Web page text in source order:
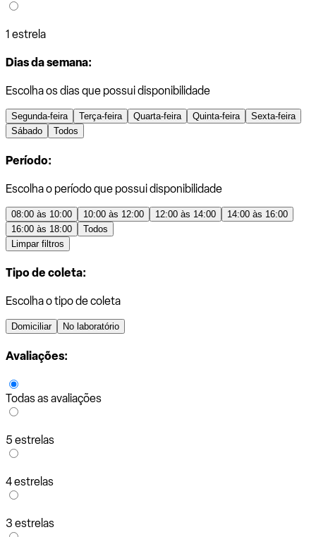
1 estrela
Dias da semana:
Escolha os dias que possui disponibilidade
Segunda-feira Terça-feira Quarta-feira Quinta-feira
Sexta-feira
Sábado
Todos
Período:
Escolha o período que possui disponibilidade
08:00 às 10:00 10:00 às 12:00 12:00 às 14:00
14:00 às 16:00
16:00 às 18:00
Todos
Limpar filtros
Tipo de coleta:
Escolha o tipo de coleta
Domiciliar No laboratório
Avaliações:
Todas as avaliações
5 estrelas
4 estrelas
3 estrelas